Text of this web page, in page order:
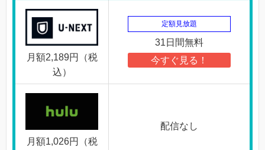
月額2,189円（税
込）
定額見放題
31日間無料
今すぐ見る！
月額1,026円（税
配信なし